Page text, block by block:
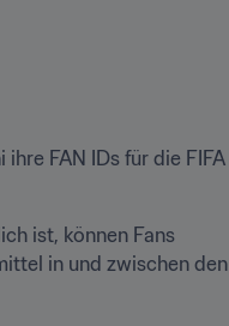
FAN IDs für die FIFA
ist, können Fans
in und zwischen den